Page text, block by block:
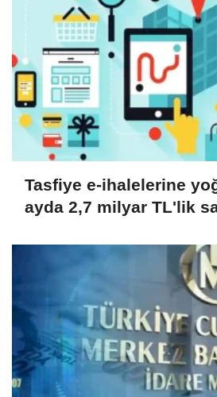
Tasfiye e-ihalelerine
ayda 2,7 milyar TL'lik